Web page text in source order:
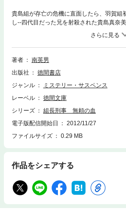
貴島組が存亡の危機に直面したら、羽賀組
し‐‐四代目だった兄を射殺された貴島真奈
み、組長刑事こと羽賀亮を頼った。渡世の
目代行をして欲しいという……。亮の曾祖
ある。任侠道には背けない。妻の理恵が妊
道の血が躍り始めていた。
著者
南英男
出版社
徳間書店
ジャンル
ミステリー・サスペンス
レーベル
徳間文庫
シリーズ
組長刑事 無頼の血
電子版配信開始日
2012/11/27
ファイルサイズ
0.29 MB
作品をシェアする